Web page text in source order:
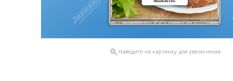
 Наведите на картинку для увеличения